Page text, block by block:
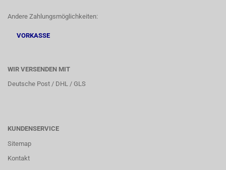
Andere Zahlungsmöglichkeiten:
VORKASSE
WIR VERSENDEN MIT
Deutsche Post / DHL / GLS
KUNDENSERVICE
Sitemap
Kontakt